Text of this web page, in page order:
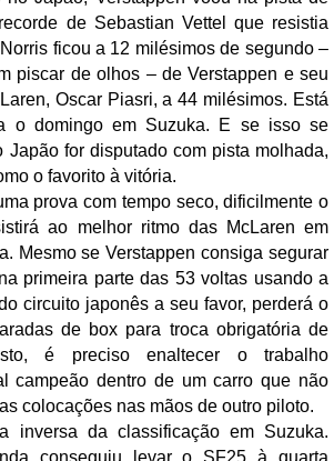
de Sebastian Vettel que resistia
ficou a 12 milésimos de segundo –
piscar de olhos – de Verstappen e seu
Oscar Piasri, a 44 milésimos. Está
o domingo em Suzuka. E se isso se
Japão for disputado com pista molhada,
o favorito à vitória.
prova com tempo seco, dificilmente o
ao melhor ritmo das McLaren em
Mesmo se Verstappen consiga segurar
primeira parte das 53 voltas usando a
circuito japonês a seu favor, perderá o
de box para troca obrigatória de
é preciso enaltecer o trabalho
campeão dentro de um carro que não
colocações nas mãos de outro piloto.
inversa da classificação em Suzuka.
conseguiu levar o SF25 à quarta